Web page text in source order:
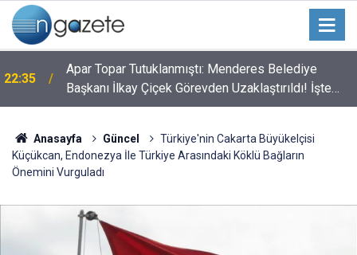
22:35
Apar Topar Tutuklanmıştı: Menderes Belediye
Başkanı İlkay Çiçek Görevden Uzaklaştırıldı! İşte
Alınan Kararın Perde Arkası
Anasayfa Güncel
Türkiye'nin Cakarta Büyükelçisi
Küçükcan, Endonezya İle Türkiye Arasındaki Köklü Bağların
Önemini Vurguladı